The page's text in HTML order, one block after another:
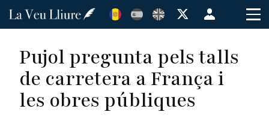
Vés
Menú
de
cuenta
de
usuario
Pujol pregunta pels talls
de carretera a França i
les obres públiques